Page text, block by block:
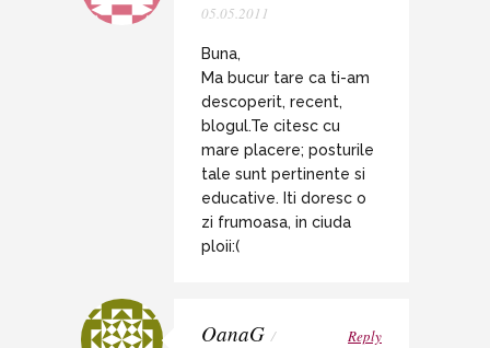
05.05.2011
Buna,
Ma bucur tare ca ti-am
descoperit, recent,
blogul.Te citesc cu
mare placere; posturile
tale sunt pertinente si
educative. Iti doresc o
zi frumoasa, in ciuda
ploii:(
OanaG /
Reply